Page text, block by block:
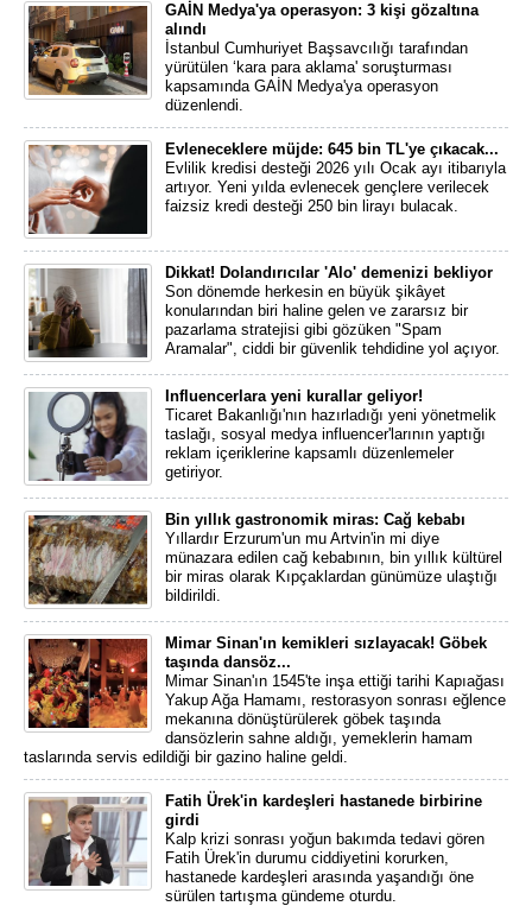
GAİN Medya'ya operasyon: 3 kişi gözaltına
alındı
İstanbul Cumhuriyet Başsavcılığı tarafından
yürütülen ‘kara para aklama' soruşturması
kapsamında GAİN Medya'ya operasyon
düzenlendi.
Evleneceklere müjde: 645 bin TL'ye çıkacak...
Evlilik kredisi desteği 2026 yılı Ocak ayı itibarıyla
artıyor. Yeni yılda evlenecek gençlere verilecek
faizsiz kredi desteği 250 bin lirayı bulacak.
Dikkat! Dolandırıcılar 'Alo' demenizi bekliyor
Son dönemde herkesin en büyük şikâyet
konularından biri haline gelen ve zararsız bir
pazarlama stratejisi gibi gözüken "Spam
Aramalar", ciddi bir güvenlik tehdidine yol açıyor.
Influencerlara yeni kurallar geliyor!
Ticaret Bakanlığı'nın hazırladığı yeni yönetmelik
taslağı, sosyal medya influencer'larının yaptığı
reklam içeriklerine kapsamlı düzenlemeler
getiriyor.
Bin yıllık gastronomik miras: Cağ kebabı
Yıllardır Erzurum'un mu Artvin'in mi diye
münazara edilen cağ kebabının, bin yıllık kültürel
bir miras olarak Kıpçaklardan günümüze ulaştığı
bildirildi.
Mimar Sinan'ın kemikleri sızlayacak! Göbek
taşında dansöz...
Mimar Sinan'ın 1545'te inşa ettiği tarihi Kapıağası
Yakup Ağa Hamamı, restorasyon sonrası eğlence
mekanına dönüştürülerek göbek taşında
dansözlerin sahne aldığı, yemeklerin hamam
taslarında servis edildiği bir gazino haline geldi.
Fatih Ürek'in kardeşleri hastanede birbirine
girdi
Kalp krizi sonrası yoğun bakımda tedavi gören
Fatih Ürek'in durumu ciddiyetini korurken,
hastanede kardeşleri arasında yaşandığı öne
sürülen tartışma gündeme oturdu.